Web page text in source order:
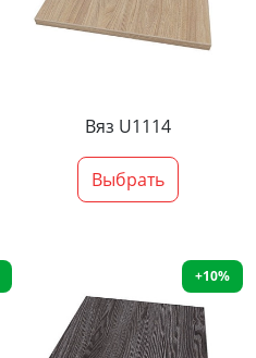
Вяз U1114
Выбрать
+10%